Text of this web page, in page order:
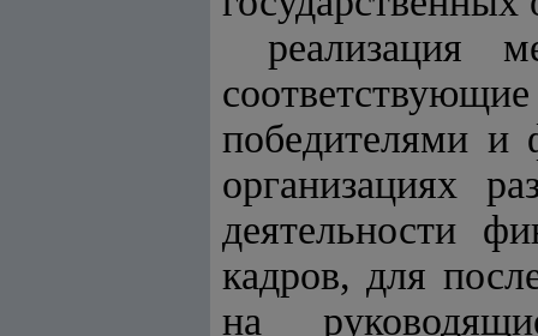
реализация
победителями и
организациях
деятельности
кадров, для
на